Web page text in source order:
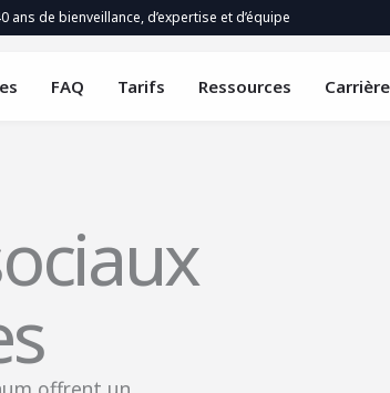
ans de bienveillance, d’expertise et d’équipe
FAQ Tarifs Ressources Carrière